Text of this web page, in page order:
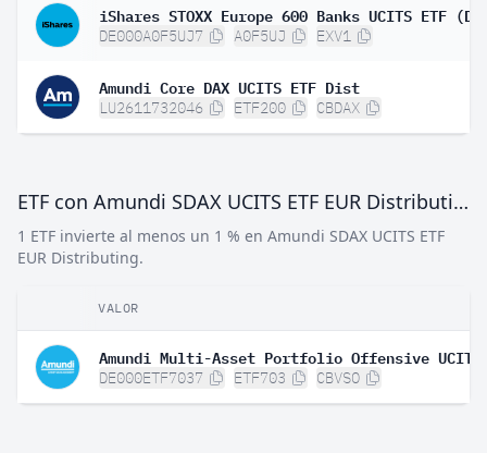
iShares STOXX Europe 600 Banks UCITS ETF
DE000A0F5UJ7 A0F5UJ EXV1
Amundi Core DAX UCITS ETF Dist
LU2611732046 ETF200 CBDAX
ETF con Amundi SDAX UCITS ETF EUR Distributing
1 ETF invierte al menos un 1 % en Amundi SDAX UCITS ETF
EUR Distributing.
VALOR
DE000ETF7037 ETF703 CBVSO